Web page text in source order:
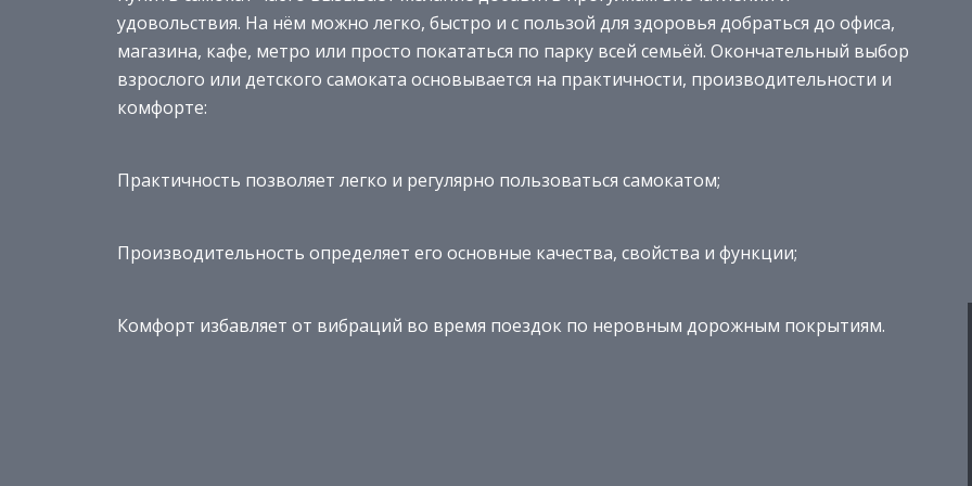
удовольствия. На нём можно легко, быстро и с пользой для здоровья добраться до офиса,
магазина, кафе, метро или просто покататься по парку всей семьёй. Окончательный выбор
взрослого или детского самоката основывается на практичности, производительности и
комфорте:
Практичность позволяет легко и регулярно пользоваться самокатом;
Производительность определяет его основные качества, свойства и функции;
Комфорт избавляет от вибраций во время поездок по неровным дорожным покрытиям.